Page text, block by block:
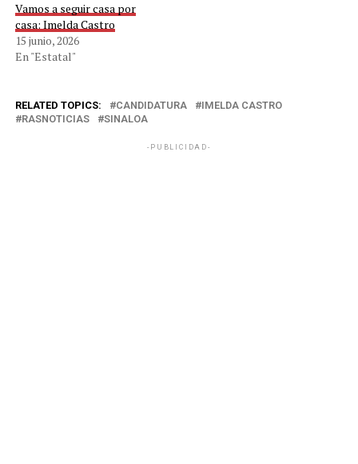
Vamos a seguir casa por
casa: Imelda Castro
15 junio, 2026
En "Estatal"
RELATED TOPICS: CANDIDATURA
IMELDA CASTRO
RASNOTICIAS
SINALOA
-PUBLICIDAD-